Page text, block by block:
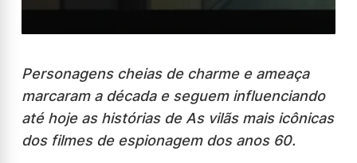
Personagens cheias de charme e ameaça
marcaram a década e seguem influenciando
até hoje as histórias de As vilãs mais icônicas
dos filmes de espionagem dos anos 60.